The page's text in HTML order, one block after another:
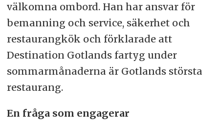
välkomna ombord. Han har ansvar för
bemanning och service, säkerhet och
restaurangkök och förklarade att
Destination Gotlands fartyg under
sommarmånaderna är Gotlands största
restaurang.
En fråga som engagerar